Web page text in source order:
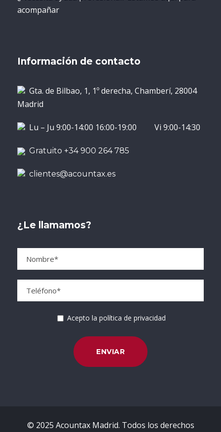
acompañar
Información de contacto
Gta. de Bilbao, 1, 1º derecha, Chamberí, 28004
Madrid
Lu – Ju 9:00-14:00 16:00-19:00 Vi 9:00-14:30
Gratuito +34 900 264 785
clientes@acountax.es
¿Le llamamos?
Acepto la política de privacidad
© 2025 Acountax Madrid. Todos los derechos